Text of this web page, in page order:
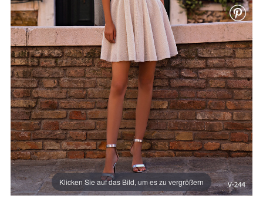
Klicken Sie auf das Bild, um es zu vergrößern